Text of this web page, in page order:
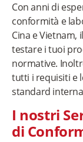
Con anni di
conformità e
Cina e Vietnam,
testare i tuoi
normative.
tutti i requisiti e
standard
I nostri
di